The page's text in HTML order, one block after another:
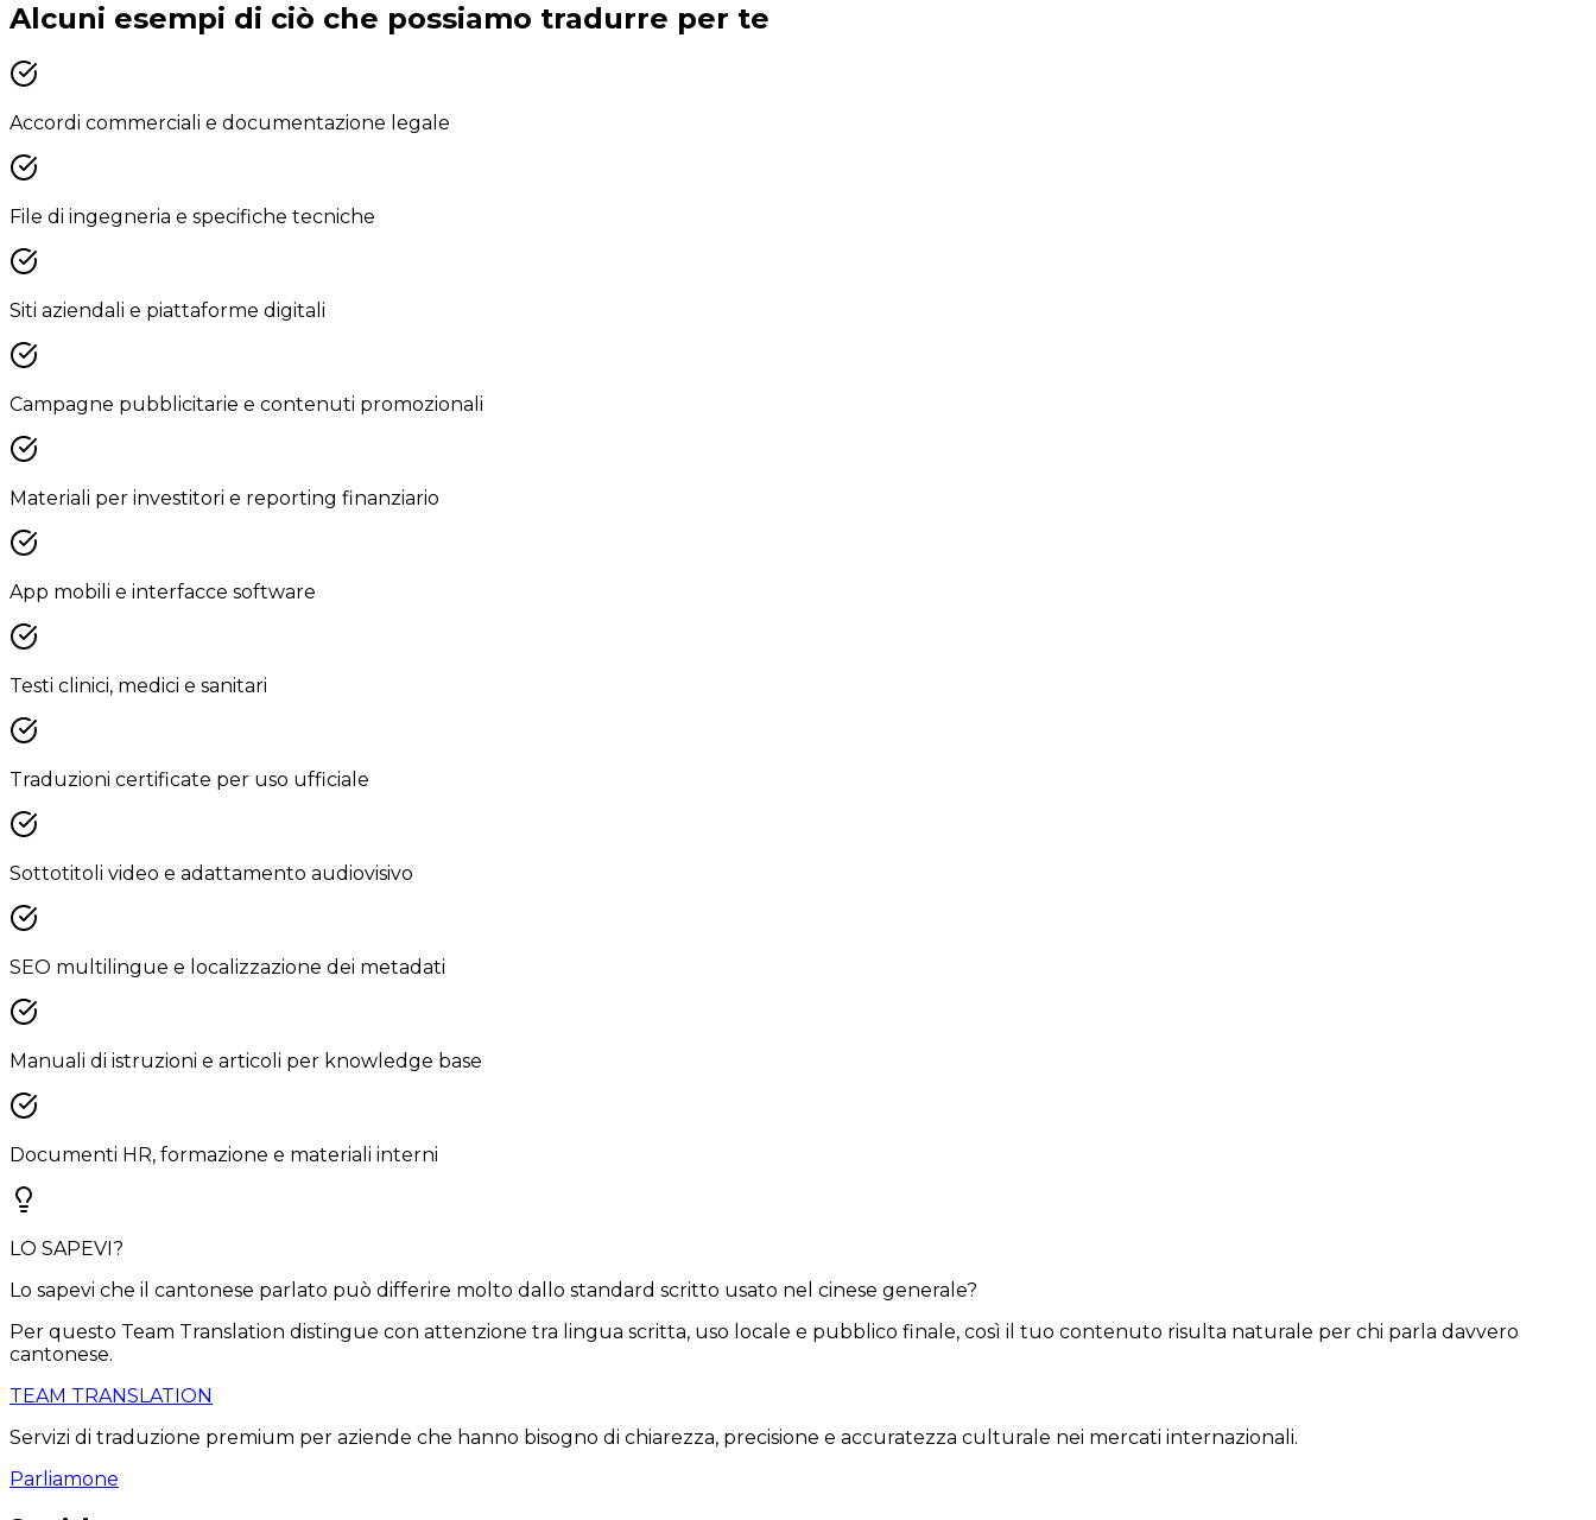
Alcuni esempi di ciò che possiamo tradurre per te
Accordi commerciali e documentazione legale
File di ingegneria e specifiche tecniche
Siti aziendali e piattaforme digitali
Campagne pubblicitarie e contenuti promozionali
Materiali per investitori e reporting finanziario
App mobili e interfacce software
Testi clinici, medici e sanitari
Traduzioni certificate per uso ufficiale
Sottotitoli video e adattamento audiovisivo
SEO multilingue e localizzazione dei metadati
Manuali di istruzioni e articoli per knowledge base
Documenti HR, formazione e materiali interni
LO SAPEVI?
Lo sapevi che il cantonese parlato può differire molto dallo standard scritto usato nel cinese generale?
Per questo Team Translation distingue con attenzione tra lingua scritta, uso locale e pubblico finale, così il tuo contenuto risulta naturale per chi parla davvero
cantonese.
TEAM TRANSLATION
Servizi di traduzione premium per aziende che hanno bisogno di chiarezza, precisione e accuratezza culturale nei mercati internazionali.
Parliamone